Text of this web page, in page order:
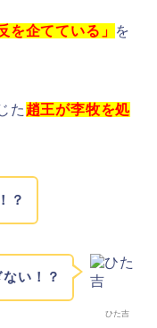
を企てている」 を
た 趙王が李牧を処
？
ひた吉
い！？